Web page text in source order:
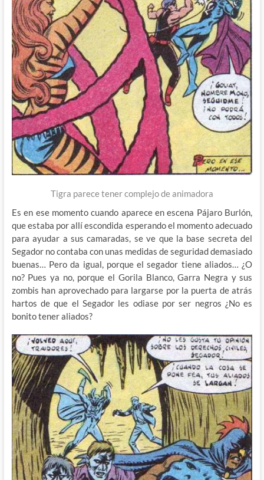
Tigra parece tener complejo de animadora
Es en ese momento cuando aparece en escena Pájaro Burlón,
que estaba por allí escondida esperando el momento adecuado
para ayudar a sus camaradas, se ve que la base secreta del
Segador no contaba con unas medidas de seguridad demasiado
buenas… Pero da igual, porque el segador tiene aliados… ¿O
no? Pues ya no, porque el Gorila Blanco, Garra Negra y sus
zombis han aprovechado para largarse por la puerta de atrás
hartos de que el Segador les odiase por ser negros ¿No es
bonito tener aliados?